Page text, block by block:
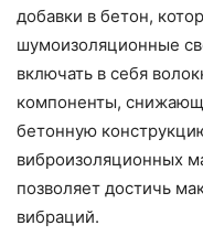
добавки в бетон,
шумоизоляционные
включать в себя
компоненты,
бетонную
виброизоляционных
позволяет достичь
вибраций.